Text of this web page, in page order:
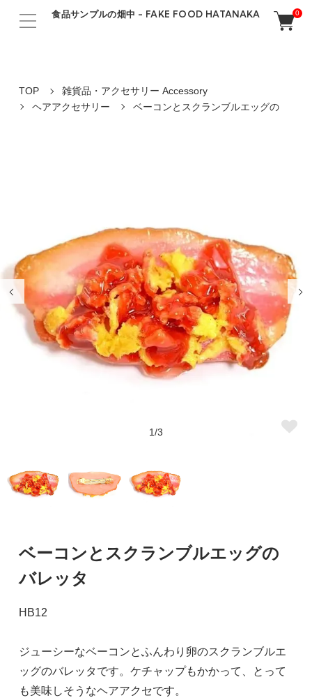
食品サンプルの畑中 - FAKE FOOD HATANAKA 0
TOP
雑貨品・アクセサリー Accessory
ヘアアクセサリー
ベーコンとスクランブルエッグの
1/3
ベーコンとスクランブルエッグの
バレッタ
HB12
ジューシーなベーコンとふんわり卵のスクランブルエ
ッグのバレッタです。ケチャップもかかって、とって
も美味しそうなヘアアクセです。